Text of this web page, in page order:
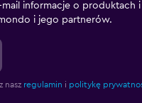
informacje o produktach i
i jego partnerów.
nasz regulamin i politykę